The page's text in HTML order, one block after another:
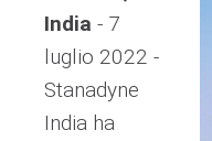
India - 7
luglio 2022 -
Stanadyne
India ha